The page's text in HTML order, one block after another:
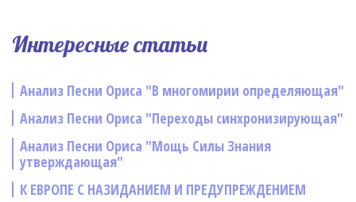
Интересные статьи
Анализ Песни Ориса "В многомирии определяющая"
Анализ Песни Ориса "Переходы синхронизирующая"
Анализ Песни Ориса "Мощь Силы Знания
утверждающая"
К ЕВРОПЕ С НАЗИДАНИЕМ И ПРЕДУПРЕЖДЕНИЕМ